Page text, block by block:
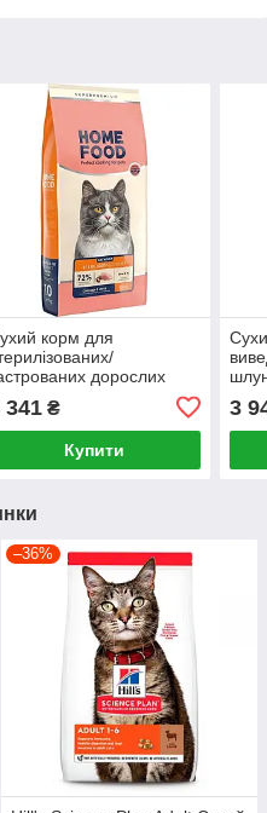
корм для
дорослих
neutered
10 кг
341₴
Купити
3
–36%